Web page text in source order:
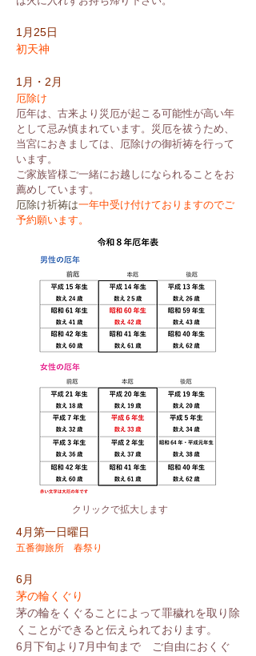
1月25日
初天神
1月・2月
厄除け
厄年は、古来より災厄が起こる可能性が高い年
として忌み慎まれています。災厄を祓うため、
当宮におきましては、厄除けの御祈祷を行って
います。
ご家族皆様ご一緒にお越しになられることをお
薦めしています。
厄除け祈祷は一年中受け付けておりますのでご
予約願います。
クリックで拡大します
4月第一日曜日
五番御旅所 春祭り
​6月
茅の輪くぐり
茅の輪をくぐることによって罪穢れを取り除
くことができると伝えられております。
6月下旬より7月中旬まで ご自由におくぐ